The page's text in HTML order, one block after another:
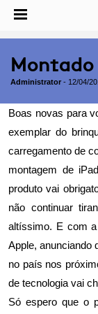
Administrator - 12/04/
Boas novas para
exemplar do
carregamento de
montagem de
produto vai
não continuar
altíssimo. E com
Apple, anunciando
no país nos
de tecnologia vai
Só espero que o